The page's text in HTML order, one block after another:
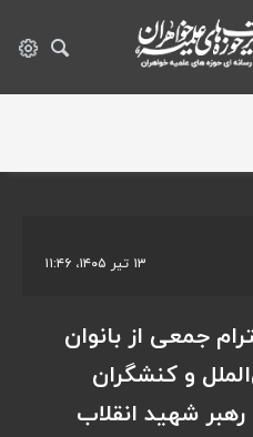
۱۳ تیر ۱۴۰۵، ۱۱:۴۶
جمعی از بانوان
و کنشگران
شهید انقلاب